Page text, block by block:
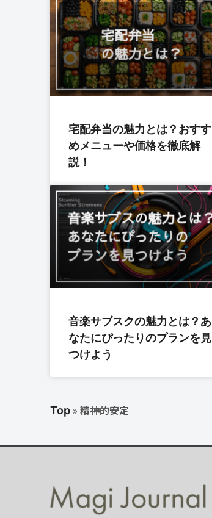
宅配弁当の魅力とは？おすす
めメニューや価格を徹底解
説！
音楽サブスクの魅力とは？あ
なたにぴったりのプランを見
つけよう
Top » 精神的安定